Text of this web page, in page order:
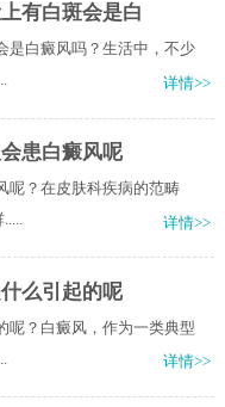
有白斑会是白
是白癜风吗？生活中，不少
详情>>
患白癜风呢
呢？在皮肤科疾病的范畴
详情>>
么引起的呢
呢？白癜风，作为一类典型
详情>>